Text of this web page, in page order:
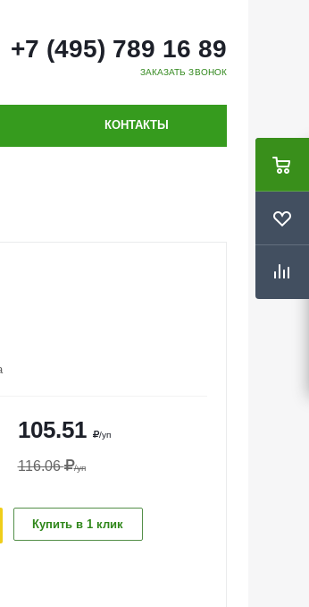
+7 (495) 789 16 89
ЗАКАЗАТЬ ЗВОНОК
КОНТАКТЫ
105.51 /уп
116.06 /уп
Купить в 1 клик